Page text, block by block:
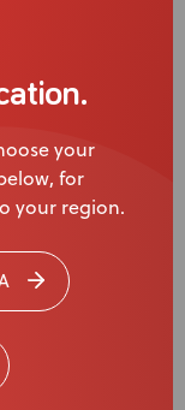
your
for
your region.
essere